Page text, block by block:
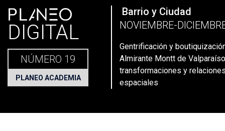
Portada» Planeo Hoy Planeo Digital» PLANEO 19 | Barrio
PLANEO
DIGITAL
NÚMERO 19
PLANEO ACADEMIA
Barrio y Ciudad
NOVIEMBRE-
Gentrificación y
Almirante Montt de
transformaciones y
espaciales